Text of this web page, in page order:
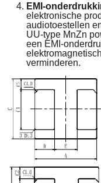
EMI-
elektronische
audiotoestellen
UU-type MnZn
een EMI-
verminderen.